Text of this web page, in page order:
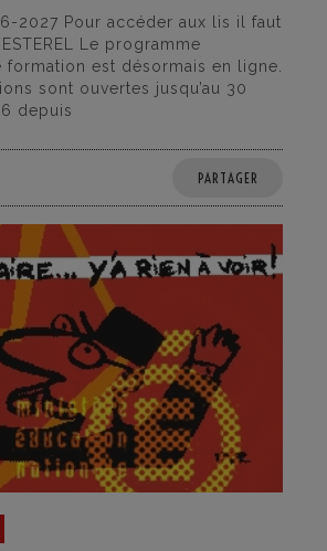
2027 Pour accéder aux lis il faut
Le programme
formation est désormais en ligne.
sont ouvertes jusqu’au 30
depuis
PARTAGER